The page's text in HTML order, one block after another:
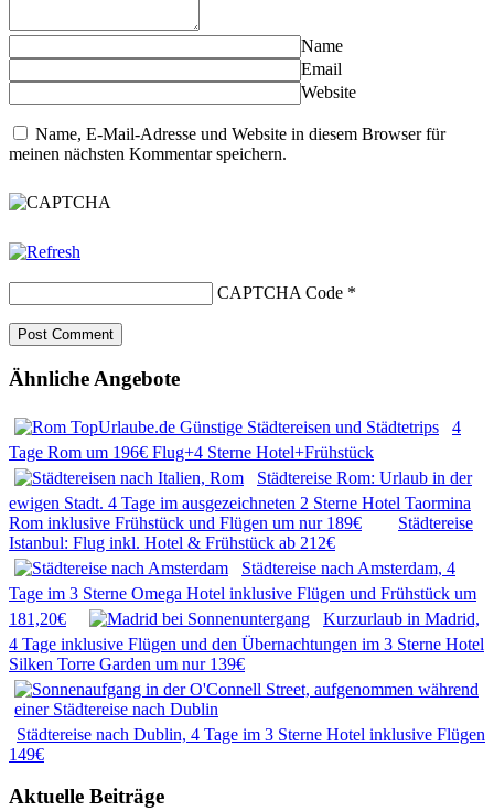
Name
Email
Website
Name, E-Mail-Adresse und Website in diesem Browser für
meinen nächsten Kommentar speichern.
CAPTCHA Code *
Ähnliche Angebote
4
Tage Rom um 196€ Flug+4 Sterne Hotel+Frühstück
Städtereise Rom: Urlaub in der
ewigen Stadt. 4 Tage im ausgezeichneten 2 Sterne Hotel Taormina
Rom inklusive Frühstück und Flügen um nur 189€
Städtereise
Istanbul: Flug inkl. Hotel & Frühstück ab 212€
Städtereise nach Amsterdam, 4
Tage im 3 Sterne Omega Hotel inklusive Flügen und Frühstück um
181,20€
Kurzurlaub in Madrid,
4 Tage inklusive Flügen und den Übernachtungen im 3 Sterne Hotel
Silken Torre Garden um nur 139€
Städtereise nach Dublin, 4 Tage im 3 Sterne Hotel inklusive Flügen
149€
Aktuelle Beiträge